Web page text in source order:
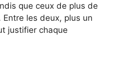
que ceux de plus de
les deux, plus un
justifier chaque